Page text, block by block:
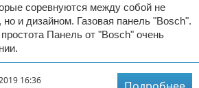
соревнуются между собой не
но и дизайном. Газовая панель "Bosch".
Панель от "Bosch" очень
16:36